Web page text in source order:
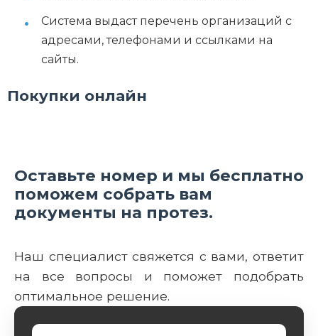
Система выдаст перечень организаций с
адресами, телефонами и ссылками на
сайты.
Покупки онлайн
Оставьте номер и мы бесплатно
поможем собрать вам
документы на протез.
Наш специалист свяжется с вами, ответит
на все вопросы и поможет подобрать
оптимальное решение.